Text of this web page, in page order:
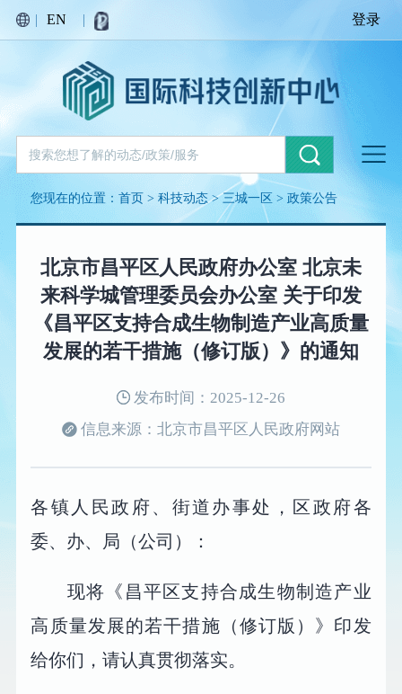
| EN | 登录
您现在的位置：首页 >科技动态>三城一区 >政策公告
北京市昌平区人民政府办公室 北京未
来科学城管理委员会办公室 关于印发
《昌平区支持合成生物制造产业高质量
发展的若干措施（修订版）》的通知
发布时间：2025-12-26
信息来源：北京市昌平区人民政府网站
各镇人民政府、街道办事处，区政府各
委、办、局（公司）：
现将《昌平区支持合成生物制造产业
高质量发展的若干措施（修订版）》印发
给你们，请认真贯彻落实。